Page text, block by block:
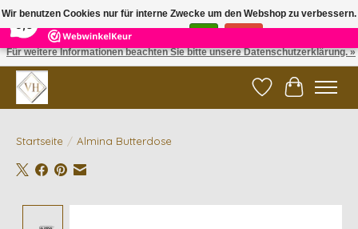
5 Reviews ×
✓ Gratis verzending vanaf €200 | ✓ 14 dagen retourneren
Wunschzettel
Ihr
Startseite / Almina Butterdose
Wir benutzen Cookies nur für interne Zwecke um den Webshop zu verbessern.
Ist das in Ordnung?
Für weitere Informationen beachten Sie bitte unsere Datenschutzerklärung. »